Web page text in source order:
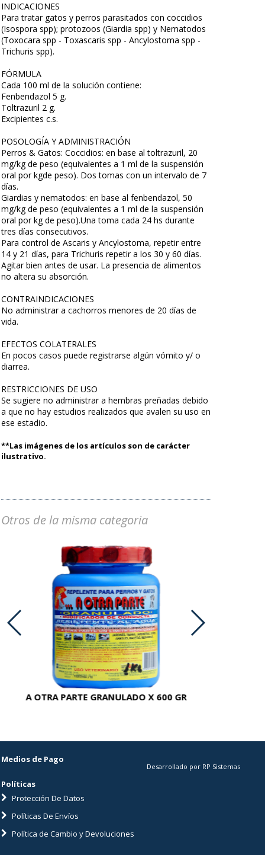
INDICACIONES
Para tratar gatos y perros parasitados con coccidios
(Isospora spp); protozoos (Giardia spp) y Nematodos
(Toxocara spp - Toxascaris spp - Ancylostoma spp -
Trichuris spp).
FÓRMULA
Cada 100 ml de la solución contiene:
Fenbendazol 5 g.
Toltrazuril 2 g.
Excipientes c.s.
POSOLOGÍA Y ADMINISTRACIÓN
Perros & Gatos: Coccidios: en base al toltrazuril, 20
mg/kg de peso (equivalentes a 1 ml de la suspensión
oral por kgde peso). Dos tomas con un intervalo de 7
días.
Giardias y nematodos: en base al fenbendazol, 50
mg/kg de peso (equivalentes a 1 ml de la suspensión
oral por kg de peso).Una toma cada 24 hs durante
tres días consecutivos.
Para control de Ascaris y Ancylostoma, repetir entre
14 y 21 días, para Trichuris repetir a los 30 y 60 días.
Agitar bien antes de usar. La presencia de alimentos
no altera su absorción.
CONTRAINDICACIONES
No administrar a cachorros menores de 20 días de
vida.
EFECTOS COLATERALES
En pocos casos puede registrarse algún vómito y/ o
diarrea.
RESTRICCIONES DE USO
Se sugiere no administrar a hembras preñadas debido
a que no hay estudios realizados que avalen su uso en
ese estadio.
**Las imágenes de los artículos son de carácter
ilustrativo.
Otros de la misma categoria
A OTRA PARTE GRANULADO X 600 GR
Medios de Pago
Políticas
Protección De Datos
Políticas De Envíos
Política de Cambio y Devoluciones
Desarrollado por RP Sistemas